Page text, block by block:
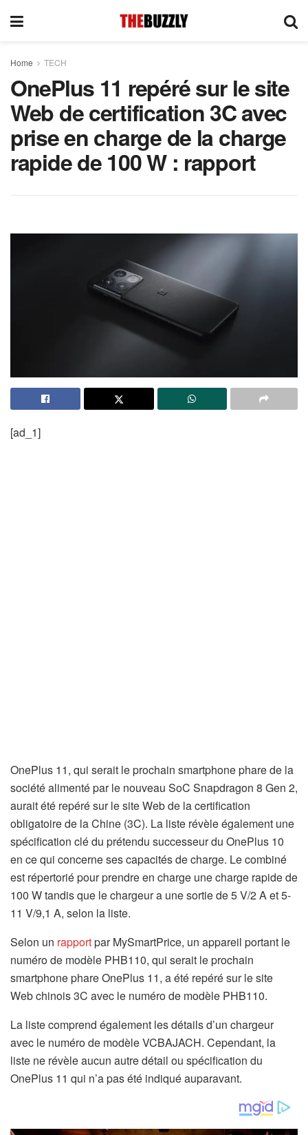
Home TECH
OnePlus 11 repéré sur le site
Web de certification 3C avec
prise en charge de la charge
rapide de 100 W : rapport
[ad_1]
OnePlus 11, qui serait le prochain smartphone phare de la
société alimenté par le nouveau SoC Snapdragon 8 Gen 2,
aurait été repéré sur le site Web de la certification
obligatoire de la Chine (3C). La liste révèle également une
spécification clé du prétendu successeur du OnePlus 10
en ce qui concerne ses capacités de charge. Le combiné
est répertorié pour prendre en charge une charge rapide de
100 W tandis que le chargeur a une sortie de 5 V/2 A et 5-
11 V/9,1 A, selon la liste.
Selon un rapportpar MySmartPrice, un appareil portant le
numéro de modèle PHB110, qui serait le prochain
smartphone phare OnePlus 11, a été repéré sur le site
Web chinois 3C avec le numéro de modèle PHB110.
La liste comprend également les détails d’un chargeur
avec le numéro de modèle VCBAJACH. Cependant, la
liste ne révèle aucun autre détail ou spécification du
OnePlus 11 qui n’a pas été indiqué auparavant.